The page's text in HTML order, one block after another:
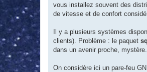
vous installez souvent des
de vitesse et de confort
Il y a plusieurs systèmes
clients). Problème : le paquet
dans un avenir proche,
On considère ici un pare-feu